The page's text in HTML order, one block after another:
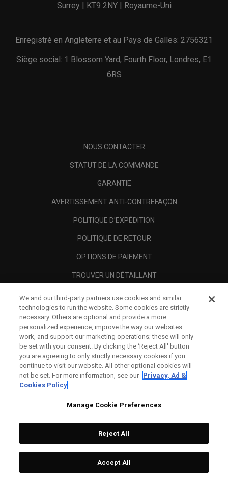
Surrey | KT9 2NY | Royaume-Uni
Enregistré en Angleterre et au Pays de Galles: 2756321
Siège social: 1 Blossom Yard, Fourth Floor, Londres, E1
6RS
NOUS CONTACTER
STATUT DE LA COMMANDE
GARANTIE
AVERTISSEMENT ANTI-CONTREFAÇON
POLITIQUE D'EXPÉDITION
POLITIQUE DE RETOUR
OPTIONS DE PAIEMENT
TROUVER UN DÉTAILLANT
REVENDEURS AUTORISÉS
SCAM AWARENESS
A PROPOS
MENTIONS LÉGALES
We and our third-party partners use cookies and similar
technologies to run the website. Some cookies are strictly
necessary. Others are optional and provide a more
personalized experience, improve the way our websites
work, and support our marketing operations; these will only
be set with your consent. By clicking the ‘Reject All' button
you are agreeing to only strictly necessary cookies if you
continue to visit our website. All other optional cookies will
not be set. For more information, see our Privacy, Ad &
Cookies Policy
Manage Cookie Preferences
Reject All
Accept All